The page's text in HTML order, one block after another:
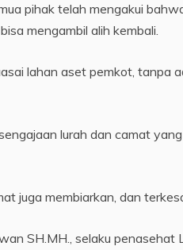
pihak telah mengakui
mengambil alih kembali.
lahan aset pemkot, tanpa
lurah dan camat
juga membiarkan, dan
SH.MH., selaku